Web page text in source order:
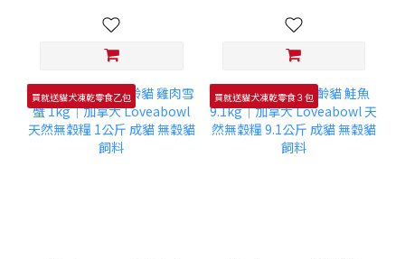
買就送貓犬凍乾零食乙包 買就送貓犬凍乾零食３包